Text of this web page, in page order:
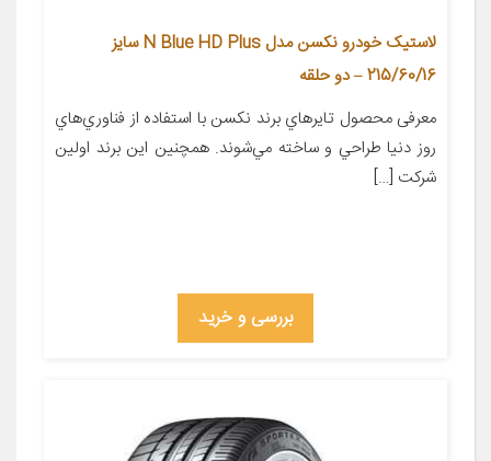
لاستیک خودرو نکسن مدل N Blue HD Plus سایز
215/60/16 – دو حلقه
معرفی محصول تايرهاي برند نکسن با استفاده از فناوري‌هاي
روز دنيا طراحي و ساخته مي‌شوند. همچنين اين برند اولين
شرکت […]
بررسی و خرید